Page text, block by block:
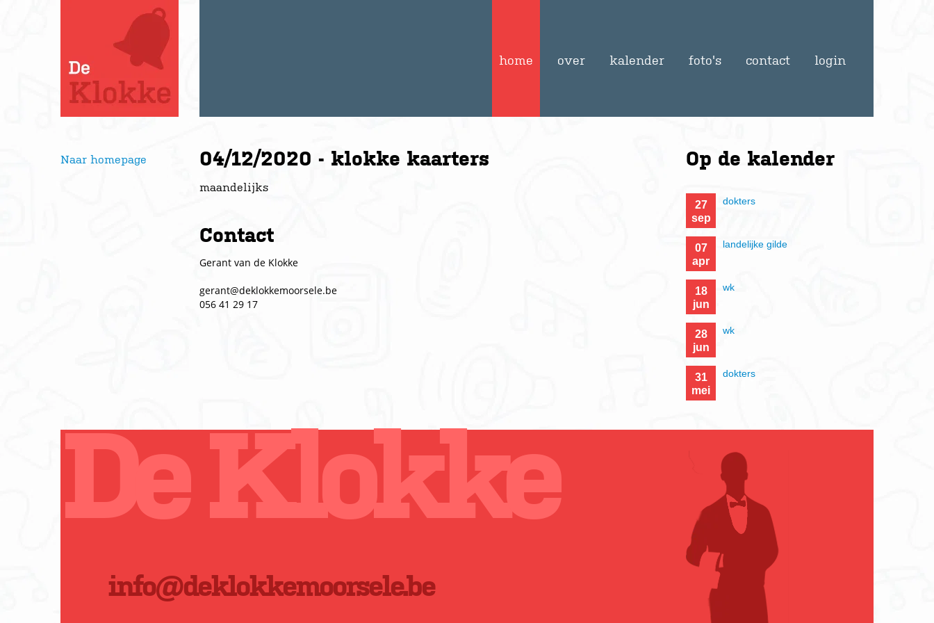
home over kalender foto's contact login
Naar homepage 04/12/2020 - klokke kaarters
maandelijks
Contact
Gerant van de Klokke
gerant@deklokkemoorsele.be
056 41 29 17
Op de kalender
27
sep
dokters
07
apr
landelijke gilde
18
jun
wk
28
jun
wk
31
mei
dokters
De Klokke
info@deklokkemoorsele.be